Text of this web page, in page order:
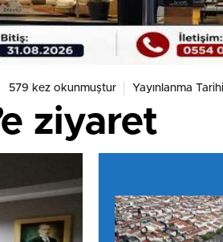
579 kez okunmuştur Yayınlanma
ziyaret